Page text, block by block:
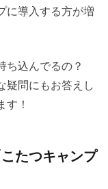
に導入する方が増
ち込んでるの？
問にもお答えし
！
たつキャンプ